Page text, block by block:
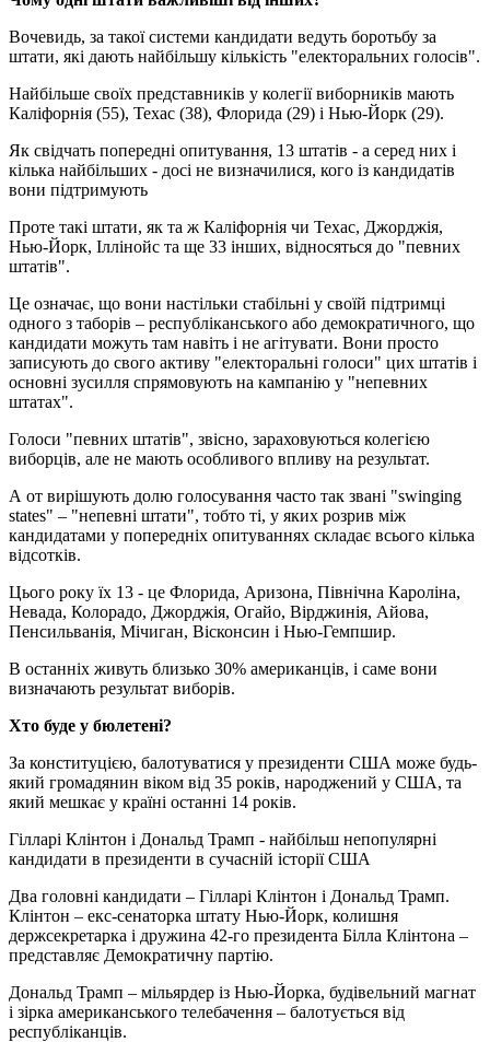
Вочевидь, за такої системи кандидати ведуть боротьбу за
штати, які дають найбільшу кількість "електоральних голосів".
Найбільше своїх представників у колегії виборників мають
Каліфорнія (55), Техас (38), Флорида (29) і Нью-Йорк (29).
Як свідчать попередні опитування, 13 штатів - а серед них і
кілька найбільших - досі не визначилися, кого із кандидатів
вони підтримують
Проте такі штати, як та ж Каліфорнія чи Техас, Джорджія,
Нью-Йорк, Іллінойс та ще 33 інших, відносяться до "певних
штатів".
Це означає, що вони настільки стабільні у своїй підтримці
одного з таборів – республіканського або демократичного, що
кандидати можуть там навіть і не агітувати. Вони просто
записують до свого активу "електоральні голоси" цих штатів і
основні зусилля спрямовують на кампанію у "непевних
штатах".
Голоси "певних штатів", звісно, зараховуються колегією
виборців, але не мають особливого впливу на результат.
А от вирішують долю голосування часто так звані "swinging
states" – "непевні штати", тобто ті, у яких розрив між
кандидатами у попередніх опитуваннях складає всього кілька
відсотків.
Цього року їх 13 - це Флорида, Аризона, Північна Кароліна,
Невада, Колорадо, Джорджія, Огайо, Вірджинія, Айова,
Пенсильванія, Мічиган, Вісконсин і Нью-Гемпшир.
В останніх живуть близько 30% американців, і саме вони
визначають результат виборів.
Хто буде у бюлетені?
За конституцією, балотуватися у президенти США може будь-
який громадянин віком від 35 років, народжений у США, та
який мешкає у країні останні 14 років.
Гілларі Клінтон і Дональд Трамп - найбільш непопулярні
кандидати в президенти в сучасній історії США
Два головні кандидати – Гілларі Клінтон і Дональд Трамп.
Клінтон – екс-сенаторка штату Нью-Йорк, колишня
держсекретарка і дружина 42-го президента Білла Клінтона –
представляє Демократичну партію.
Дональд Трамп – мільярдер із Нью-Йорка, будівельний магнат
і зірка американського телебачення – балотується від
республіканців.